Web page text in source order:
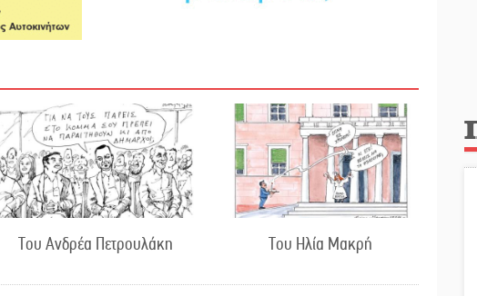
Του Ανδρέα Πετρουλάκη Του Ηλία Μακρή